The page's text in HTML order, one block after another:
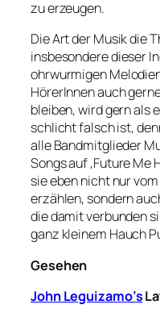
zu erzeugen.
Die Art der Musik die
insbesondere dieser
ohrwurmigen
HörerInnen auch
bleiben, wird gern als
schlicht falsch ist,
alle Bandmitglieder
Songs auf ‚Future Me
sie eben nicht nur
erzählen, sondern
die damit verbunden
ganz kleinem Hauch
Gesehen
John Leguizamo’s